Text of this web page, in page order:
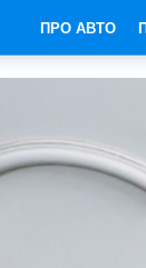
ПРО АВТО